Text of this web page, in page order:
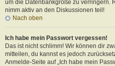
um die Datenbankgröße zu verringern.
nimm aktiv an den Diskussionen teil!
Nach oben
Ich habe mein Passwort vergessen!
Das ist nicht schlimm! Wir können dir
mitteilen, du kannst es jedoch
Anmelde-Seite auf „Ich habe mein